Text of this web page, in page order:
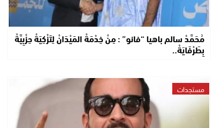
مُحَمَّدْ سالم باهيا “فانو” : مِنْ خِدْمَةْ المَيْدَانْ لِتَزْكِيَةْ حِزْبِيَّةْ
بِطَرْفَايَةْ..
مستجدات